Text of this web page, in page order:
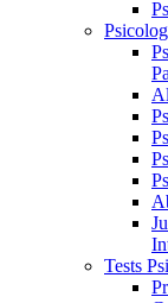
Tests